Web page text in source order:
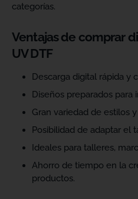
categorías.
Ventajas de comprar
UV DTF
Descarga digital rápida y
Diseños preparados para
Gran variedad de estilos
Posibilidad de adaptar el
Ideales para talleres,
Ahorro de tiempo en la
productos.